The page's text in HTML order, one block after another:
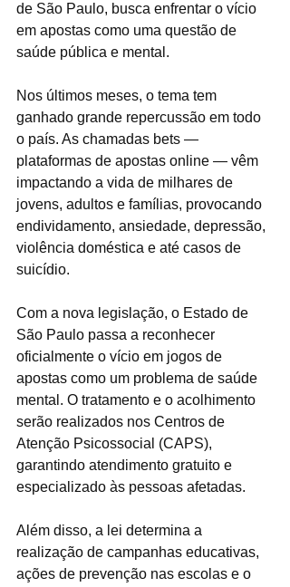
de São Paulo, busca enfrentar o vício
em apostas como uma questão de
saúde pública e mental.
Nos últimos meses, o tema tem
ganhado grande repercussão em todo
o país. As chamadas bets —
plataformas de apostas online — vêm
impactando a vida de milhares de
jovens, adultos e famílias, provocando
endividamento, ansiedade, depressão,
violência doméstica e até casos de
suicídio.
Com a nova legislação, o Estado de
São Paulo passa a reconhecer
oficialmente o vício em jogos de
apostas como um problema de saúde
mental. O tratamento e o acolhimento
serão realizados nos Centros de
Atenção Psicossocial (CAPS),
garantindo atendimento gratuito e
especializado às pessoas afetadas.
Além disso, a lei determina a
realização de campanhas educativas,
ações de prevenção nas escolas e o